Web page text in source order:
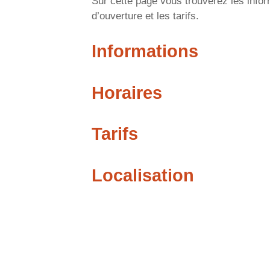
d’ouverture et les tarifs.
Informations
Horaires
Tarifs
Localisation